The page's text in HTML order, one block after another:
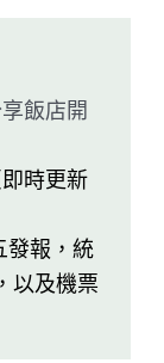
飯店開
時更新
發報，統
以及機票